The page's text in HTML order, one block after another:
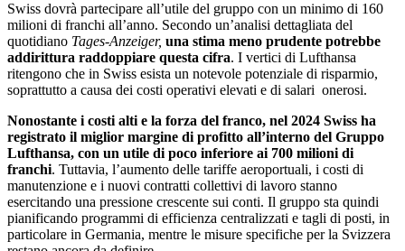
Swiss dovrà partecipare all’utile del gruppo con un minimo di 160
milioni di franchi all’anno. Secondo un’analisi dettagliata del
quotidiano Tages-Anzeiger, una stima meno prudente potrebbe
addirittura raddoppiare questa cifra. I vertici di Lufthansa
ritengono che in Swiss esista un notevole potenziale di risparmio,
soprattutto a causa dei costi operativi elevati e di salari onerosi.
Nonostante i costi alti e la forza del franco, nel 2024 Swiss ha
registrato il miglior margine di profitto all’interno del Gruppo
Lufthansa, con un utile di poco inferiore ai 700 milioni di
franchi. Tuttavia, l’aumento delle tariffe aeroportuali, i costi di
manutenzione e i nuovi contratti collettivi di lavoro stanno
esercitando una pressione crescente sui conti. Il gruppo sta quindi
pianificando programmi di efficienza centralizzati e tagli di posti, in
particolare in Germania, mentre le misure specifiche per la Svizzera